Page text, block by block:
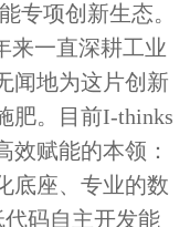
专项创新生态。
来一直深耕工业
闻地为这片创新
肥。目前I-thinks
效赋能的本领：
底座、专业的数
码自主开发能